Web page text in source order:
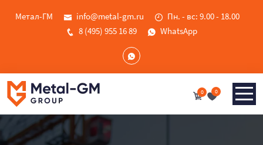
Метал-ГМ info@metal-gm.ru
Пн. - вс: 9.00 - 18.00
8 (495) 955 16 89
WhatsApp
0 0